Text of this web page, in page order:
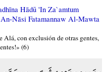
Hādū 'In Za`amtum
Nāsi Fatamannaw Al-Mawta
Alá, con exclusión de otras gentes,
(6)